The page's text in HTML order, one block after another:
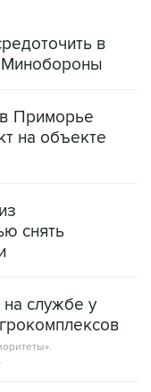
в
Минобороны
Приморье
на объекте
снять
службе у